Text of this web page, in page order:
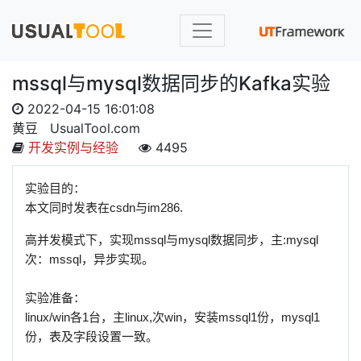
mssql与mysql数据同步的Kafka实验
2022-04-15 16:01:08
黄豆
UsualTool.com
开发实例与经验
4495
实验目的：
本文同时发表在csdn与im286.
高并发模式下，实现mssql与mysql数据同步，主:mysql
次：mssql，异步实现。
实验准备：
linux/win各1台，主linux,次win，安装mssql1份，mysql1
份，表及字段设置一致。